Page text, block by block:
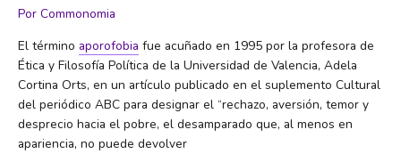
Por Commonomia
El término aporofobia fue acuñado en 1995 por la profesora de
Ética y Filosofía Política de la Universidad de Valencia, Adela
Cortina Orts, en un artículo publicado en el suplemento Cultural
del periódico ABC para designar el “rechazo, aversión, temor y
desprecio hacia el pobre, el desamparado que, al menos en
apariencia, no puede devolver